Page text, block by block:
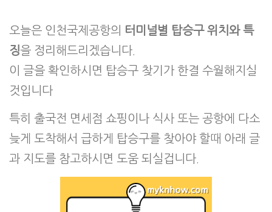
오늘은 인천국제공항의 터미널별 탑승구 위치와 특
징을 정리해드리겠습니다.
이 글을 확인하시면 탑승구 찾기가 한결 수월해지실
것입니다
특히 출국전 면세점 쇼핑이나 식사 또는 공항에 다소
늦게 도착해서 급하게 탑승구를 찾아야 할때 아래 글
과 지도를 참고하시면 도움 되실겁니다.